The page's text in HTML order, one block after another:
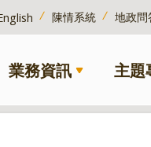
陳情系統 地政問
業務資訊 主題